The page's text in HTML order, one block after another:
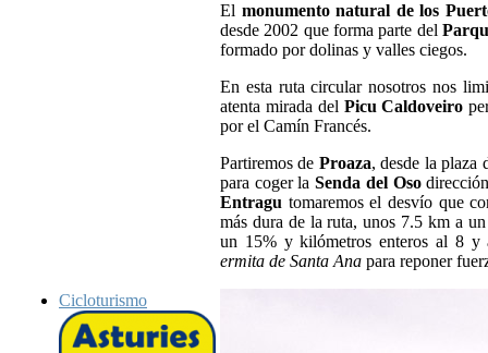
Cicloturismo
El monumento natural de los
desde 2002 que forma parte del
formado por dolinas y valles ciegos.
En esta ruta circular nosotros nos
atenta mirada del Picu Caldoveiro
por el Camín Francés.
Partiremos de Proaza, desde la plaza
para coger laSenda del Oso
Entragu tomaremos el desvío que
más dura de la ruta, unos 7.5 km a
un 15% y kilómetros enteros al 8 y
ermita de Santa Ana para reponer